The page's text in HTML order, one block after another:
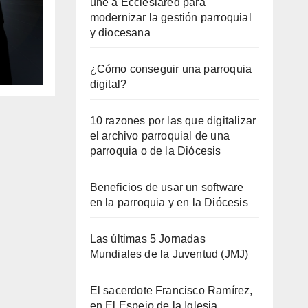
une a Ecclesiared para
modernizar la gestión parroquial
y diocesana
¿Cómo conseguir una parroquia
digital?
10 razones por las que digitalizar
el archivo parroquial de una
parroquia o de la Diócesis
Beneficios de usar un software
en la parroquia y en la Diócesis
Las últimas 5 Jornadas
Mundiales de la Juventud (JMJ)
El sacerdote Francisco Ramírez,
en El Espejo de la Iglesia